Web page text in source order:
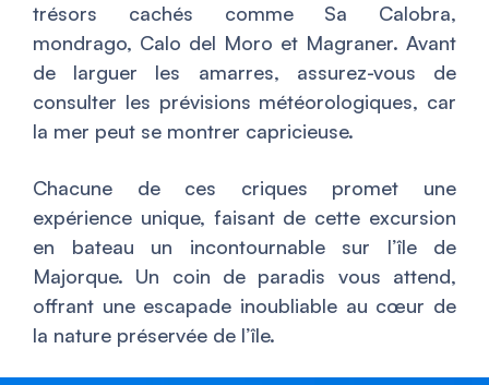
trésors cachés comme Sa Calobra,
mondrago, Calo del Moro et Magraner. Avant
de larguer les amarres, assurez-vous de
consulter les prévisions météorologiques, car
la mer peut se montrer capricieuse.
Chacune de ces criques promet une
expérience unique, faisant de cette excursion
en bateau un incontournable sur l’île de
Majorque. Un coin de paradis vous attend,
offrant une escapade inoubliable au cœur de
la nature préservée de l’île.